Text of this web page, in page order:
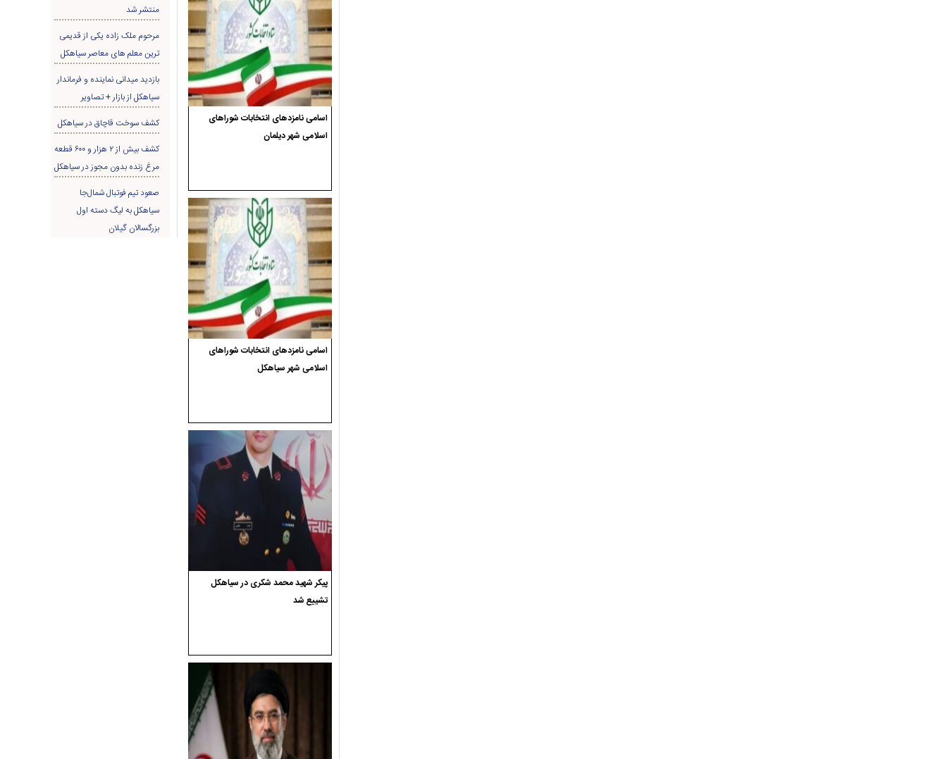
اسامی نامزدهای انتخابات شوراهای
اسلامی شهر دیلمان
اسامی نامزدهای انتخابات شوراهای
اسلامی شهر سیاهکل
پیکر شهید محمد شکری در سیاهکل
تشییع شد
منتشر شد
مرحوم ملک زاده یکی از قدیمی
ترین معلم های معاصر سیاهکل
بازدید میدانی نماینده و فرماندار
سیاهکل از بازار + تصاویر
کشف سوخت قاچاق در سياهکل
کشف بیش از ۲ هزار و ۶۰۰ قطعه
مرغ زنده بدون مجوز در سیاهکل
صعود تیم فوتبال شمال‌جا‌
سیاهکل به لیگ دسته اول
بزرگسالان گیلان